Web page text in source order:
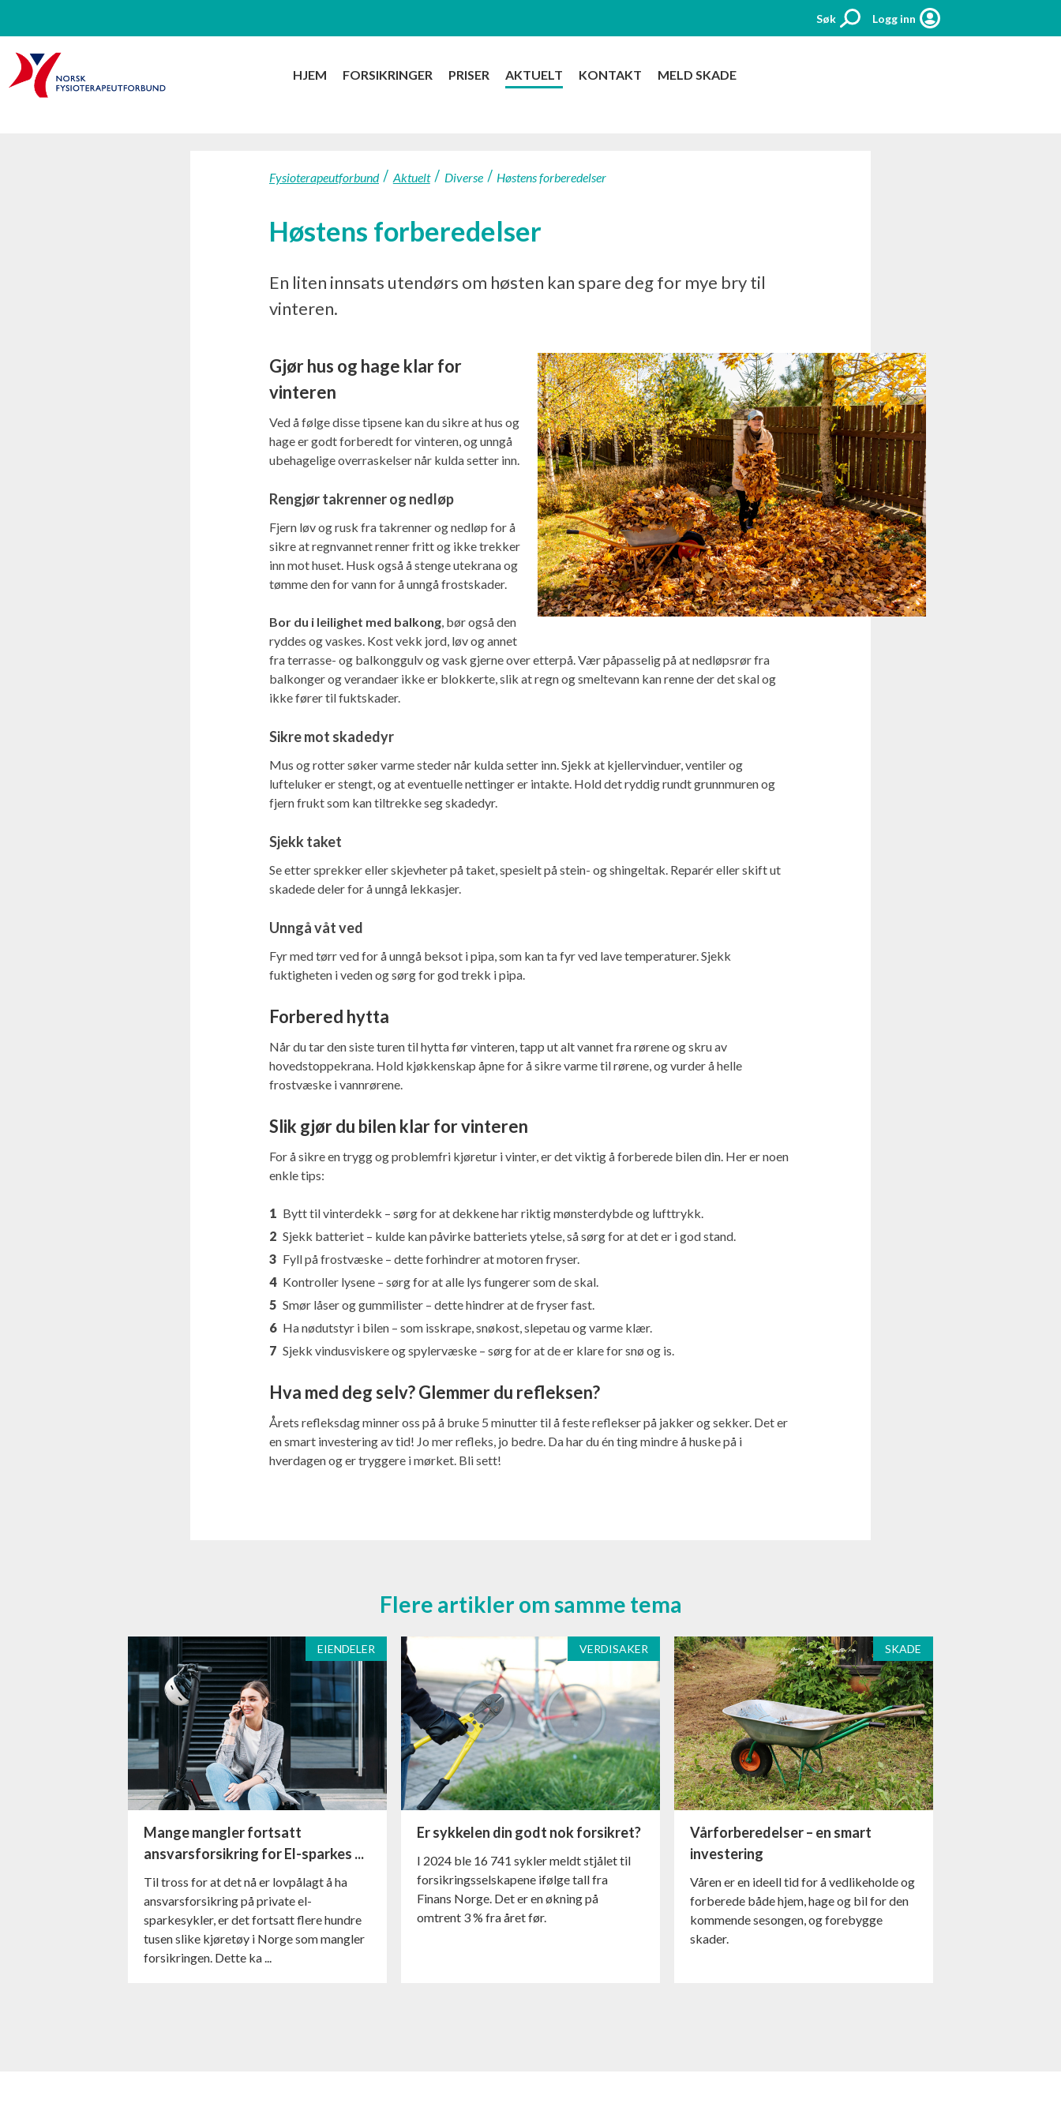
Søk Logg inn
HJEM FORSIKRINGER PRISER AKTUELT KONTAKT MELD SKADE
Fysioterapeutforbund Aktuelt Diverse Høstens forberedelser
Høstens forberedelser
En liten innsats utendørs om høsten kan spare deg for mye bry til
vinteren.
Gjør hus og hage klar for
vinteren
Ved å følge disse tipsene kan du sikre at hus og
hage er godt forberedt for vinteren, og unngå
ubehagelige overraskelser når kulda setter inn.
Rengjør takrenner og nedløp
Fjern løv og rusk fra takrenner og nedløp for å
sikre at regnvannet renner fritt og ikke trekker
inn mot huset. Husk også å stenge utekrana og
tømme den for vann for å unngå frostskader.
Bor du i leilighet med balkong, bør også den
ryddes og vaskes. Kost vekk jord, løv og annet
fra terrasse- og balkonggulv og vask gjerne over etterpå. Vær påpasselig på at nedløpsrør fra
balkonger og verandaer ikke er blokkerte, slik at regn og smeltevann kan renne der det skal og
ikke fører til fuktskader.
Sikre mot skadedyr
Mus og rotter søker varme steder når kulda setter inn. Sjekk at kjellervinduer, ventiler og
lufteluker er stengt, og at eventuelle nettinger er intakte. Hold det ryddig rundt grunnmuren og
fjern frukt som kan tiltrekke seg skadedyr.
Sjekk taket
Se etter sprekker eller skjevheter på taket, spesielt på stein- og shingeltak. Reparér eller skift ut
skadede deler for å unngå lekkasjer.
Unngå våt ved
Fyr med tørr ved for å unngå beksot i pipa, som kan ta fyr ved lave temperaturer. Sjekk
fuktigheten i veden og sørg for god trekk i pipa.
Forbered hytta
Når du tar den siste turen til hytta før vinteren, tapp ut alt vannet fra rørene og skru av
hovedstoppekrana. Hold kjøkkenskap åpne for å sikre varme til rørene, og vurder å helle
frostvæske i vannrørene.
Slik gjør du bilen klar for vinteren
For å sikre en trygg og problemfri kjøretur i vinter, er det viktig å forberede bilen din. Her er noen
enkle tips:
Bytt til vinterdekk – sørg for at dekkene har riktig mønsterdybde og lufttrykk.
Sjekk batteriet – kulde kan påvirke batteriets ytelse, så sørg for at det er i god stand.
Fyll på frostvæske – dette forhindrer at motoren fryser.
Kontroller lysene – sørg for at alle lys fungerer som de skal.
Smør låser og gummilister – dette hindrer at de fryser fast.
Ha nødutstyr i bilen – som isskrape, snøkost, slepetau og varme klær.
Sjekk vindusviskere og spylervæske – sørg for at de er klare for snø og is.
Hva med deg selv? Glemmer du refleksen?
Årets refleksdag minner oss på å bruke 5 minutter til å feste reflekser på jakker og sekker. Det er
en smart investering av tid! Jo mer refleks, jo bedre. Da har du én ting mindre å huske på i
hverdagen og er tryggere i mørket. Bli sett!
Flere artikler om samme tema
EIENDELER
Mange mangler fortsatt
ansvarsforsikring for El-sparkes ...
Til tross for at det nå er lovpålagt å ha
ansvarsforsikring på private el-
sparkesykler, er det fortsatt flere hundre
tusen slike kjøretøy i Norge som mangler
forsikringen. Dette ka ...
VERDISAKER
Er sykkelen din godt nok forsikret?
I 2024 ble 16 741 sykler meldt stjålet til
forsikringsselskapene ifølge tall fra
Finans Norge. Det er en økning på
omtrent 3 % fra året før.
SKADE
Vårforberedelser – en smart
investering
Våren er en ideell tid for å vedlikeholde og
forberede både hjem, hage og bil for den
kommende sesongen, og forebygge
skader.